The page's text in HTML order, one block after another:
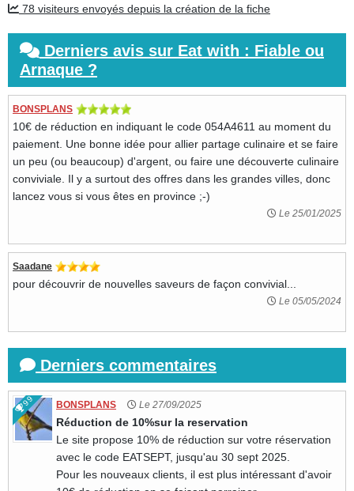
78 visiteurs envoyés depuis la création de la fiche
Derniers avis sur Eat with : Fiable ou
Arnaque ?
BONSPLANS
10€ de réduction en indiquant le code 054A4611 au moment du
paiement. Une bonne idée pour allier partage culinaire et se faire
un peu (ou beaucoup) d'argent, ou faire une découverte culinaire
conviviale. Il y a surtout des offres dans les grandes villes, donc
lancez vous si vous êtes en province ;-)
Le 25/01/2025
Saadane
pour découvrir de nouvelles saveurs de façon convivial...
Le 05/05/2024
Derniers commentaires
99 BONSPLANS Le 27/09/2025
Réduction de 10%sur la reservation
Le site propose 10% de réduction sur votre réservation
avec le code EATSEPT, jusqu'au 30 sept 2025.
Pour les nouveaux clients, il est plus intéressant d'avoir